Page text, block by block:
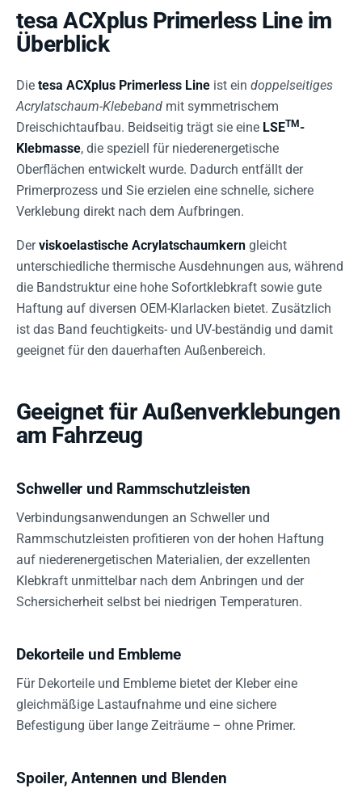
tesa ACXplus Primerless Line im
Überblick
Die tesa ACXplus Primerless Line ist ein doppelseitiges
Acrylatschaum-Klebeband mit symmetrischem
Dreischichtaufbau. Beidseitig trägt sie eine LSETM -
Klebmasse, die speziell für niederenergetische
Oberflächen entwickelt wurde. Dadurch entfällt der
Primerprozess und Sie erzielen eine schnelle, sichere
Verklebung direkt nach dem Aufbringen.
Derviskoelastische Acrylatschaumkern gleicht
unterschiedliche thermische Ausdehnungen aus, während
die Bandstruktur eine hohe Sofortklebkraft sowie gute
Haftung auf diversen OEM-Klarlacken bietet. Zusätzlich
ist das Band feuchtigkeits- und UV-beständig und damit
geeignet für den dauerhaften Außenbereich.
Geeignet für Außenverklebungen
am Fahrzeug
Schweller und Rammschutzleisten
Verbindungsanwendungen an Schweller und
Rammschutzleisten profitieren von der hohen Haftung
auf niederenergetischen Materialien, der exzellenten
Klebkraft unmittelbar nach dem Anbringen und der
Schersicherheit selbst bei niedrigen Temperaturen.
Dekorteile und Embleme
Für Dekorteile und Embleme bietet der Kleber eine
gleichmäßige Lastaufnahme und eine sichere
Befestigung über lange Zeiträume – ohne Primer.
Spoiler, Antennen und Blenden